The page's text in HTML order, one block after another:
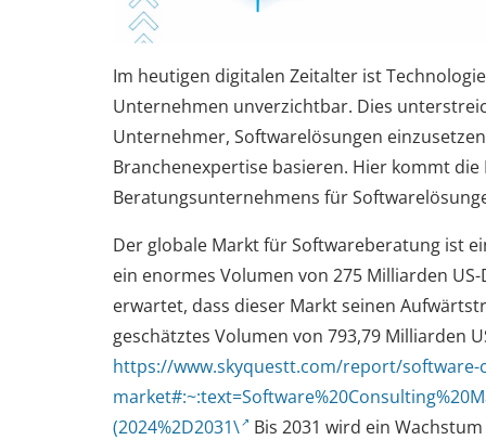
Im heutigen digitalen Zeitalter ist
Unternehmen unverzichtbar. Dies
Unternehmer, Softwarelösungen
Branchenexpertise basieren. Hier kommt die
Beratungsunternehmens für
Der globale Markt für Softwareberatung ist
ein enormes Volumen von 275 Milliarden
erwartet, dass dieser Markt seinen
geschätztes Volumen von 793,79 Milliarden
https://www.skyquestt.com/report/software-
(2024%2D2031\
Bis 2031 wird ein